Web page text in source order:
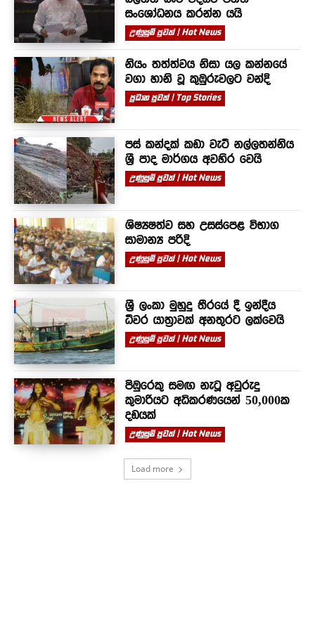
සංශෝධනය කරන්න යයි
උණුසුම් පුවත් | Hot News
නියං තත්ත්වය නිසා යල කන්නයේ
වගා හානි වූ කුඹුරුවලට වන්දි
ප්‍රධාන පුවත් | Top Stories
පස් කන්දක් කඩා වැටී නල්ලතන්නිය
ශ්‍රී පාද මාර්ගය අවහිර වෙයි
උණුසුම් පුවත් | Hot News
ශිෂ්‍යෂත්ව සහ උසස්පෙළ විභාග
සාමාන්‍ය පරිදි
උණුසුම් පුවත් | Hot News
ශ්‍රී ලංකා මුහුදු තීරයේ දී ඉන්දීය
ධීවර යාත්‍රාවක් අනතුරට ලක්වෙයි
උණුසුම් පුවත් | Hot News
පිඹුරෙකු සමඟ නැටූ අවුරුදු
කුමාරියට අධිකරණයෙන් 50,000ක
දඩයක්
උණුසුම් පුවත් | Hot News
Load more